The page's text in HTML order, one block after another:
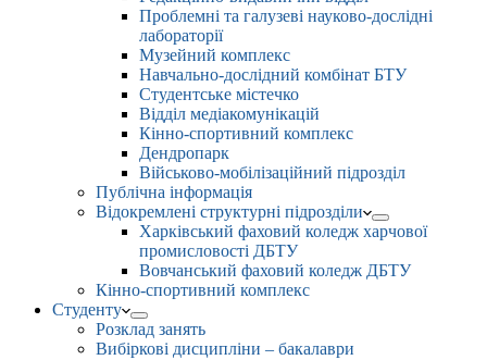
Проблемні та галузеві науково-дослідні
лабораторії
Музейний комплекс
Навчально-дослідний комбінат БТУ
Студентське містечко
Відділ медіакомунікацій
Кінно-спортивний комплекс
Дендропарк
Військово-мобілізаційний підрозділ
Публічна інформація
Відокремлені структурні підрозділи
Харківський фаховий коледж харчової
промисловості ДБТУ
Вовчанський фаховий коледж ДБТУ
Кінно-спортивний комплекс
Студенту
Розклад занять
Вибіркові дисципліни – бакалаври